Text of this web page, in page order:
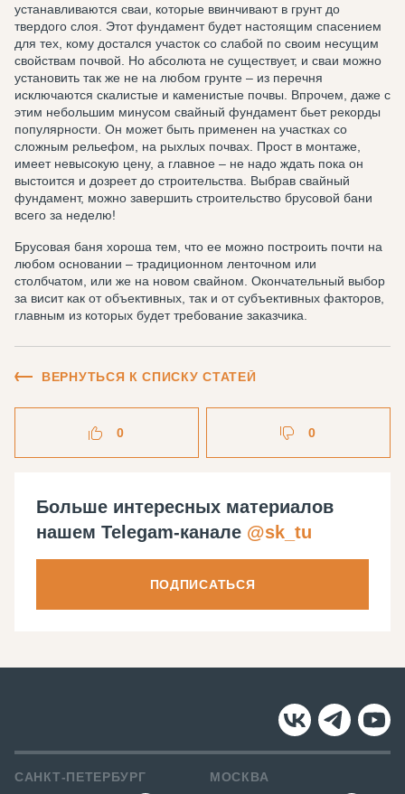
устанавливаются сваи, которые ввинчивают в грунт до
твердого слоя. Этот фундамент будет настоящим спасением
для тех, кому достался участок со слабой по своим несущим
свойствам почвой. Но абсолюта не существует, и сваи можно
установить так же не на любом грунте – из перечня
исключаются скалистые и каменистые почвы. Впрочем, даже с
этим небольшим минусом свайный фундамент бьет рекорды
популярности. Он может быть применен на участках со
сложным рельефом, на рыхлых почвах. Прост в монтаже,
имеет невысокую цену, а главное – не надо ждать пока он
выстоится и дозреет до строительства. Выбрав свайный
фундамент, можно завершить строительство брусовой бани
всего за неделю!
Брусовая баня хороша тем, что ее можно построить почти на
любом основании – традиционном ленточном или
столбчатом, или же на новом свайном. Окончательный выбор
за висит как от объективных, так и от субъективных факторов,
главным из которых будет требование заказчика.
ВЕРНУТЬСЯ К СПИСКУ СТАТЕЙ
0 0
Больше интересных материалов
нашем Telegam-канале @sk_tu
ПОДПИСАТЬСЯ
САНКТ-ПЕТЕРБУРГ
МОСКВА